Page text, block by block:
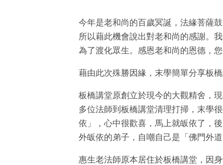
今年是老和尚的百歲冥誕，法緣菩薩
所以藉此機會說出對老和尚的感謝。
為了渡化眾生。感恩老和尚的恩德，
藉由此次殊勝因緣，末學簡單分享板
板橋講堂原創立於現今的大觀精舍，
多位法師到板橋講堂清理打掃，末學
依」，心中很歡喜，馬上就皈依了，
外皈依的弟子，自嘲自己是「佛門外
惠生老法師原本居住於板橋講堂，因